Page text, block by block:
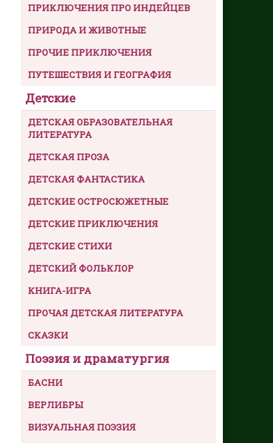
ПРИКЛЮЧЕНИЯ ПРО ИНДЕЙЦЕВ
ПРИРОДА И ЖИВОТНЫЕ
ПРОЧИЕ ПРИКЛЮЧЕНИЯ
ПУТЕШЕСТВИЯ И ГЕОГРАФИЯ
Детские
ДЕТСКАЯ ОБРАЗОВАТЕЛЬНАЯ
ЛИТЕРАТУРА
ДЕТСКАЯ ПРОЗА
ДЕТСКАЯ ФАНТАСТИКА
ДЕТСКИЕ ОСТРОСЮЖЕТНЫЕ
ДЕТСКИЕ ПРИКЛЮЧЕНИЯ
ДЕТСКИЕ СТИХИ
ДЕТСКИЙ ФОЛЬКЛОР
КНИГА-ИГРА
ПРОЧАЯ ДЕТСКАЯ ЛИТЕРАТУРА
СКАЗКИ
Поэзия и драматургия
БАСНИ
ВЕРЛИБРЫ
ВИЗУАЛЬНАЯ ПОЭЗИЯ